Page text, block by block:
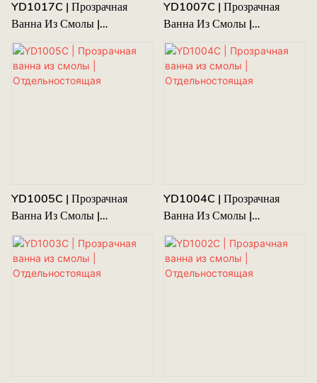
YD1017C | Прозрачная
Ванна Из Смолы |
Отдельностоящая
YD1007C | Прозрачная
Ванна Из Смолы |
Отдельностоящая
YD1005C | Прозрачная
Ванна Из Смолы |
Отдельностоящая
YD1004C | Прозрачная
Ванна Из Смолы |
Отдельностоящая